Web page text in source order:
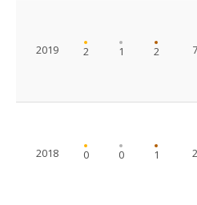
2019 2 1 2 7
2018 0 0 1 2